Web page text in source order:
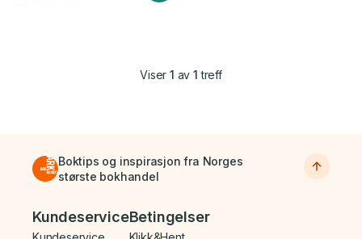
Viser1 av 1 treff
Boktips og inspirasjon fra Norges
største bokhandel
Bunnmeny
KundeserviceBetingelser